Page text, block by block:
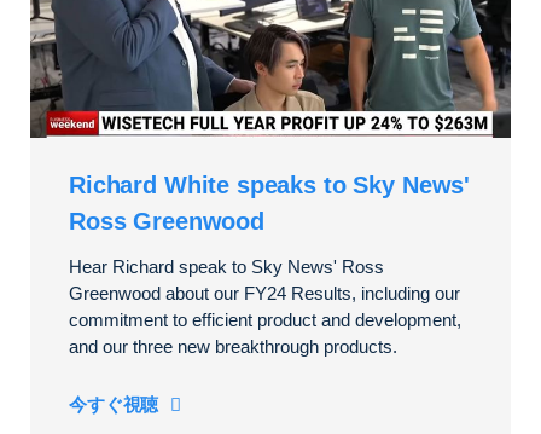
Richard White speaks to Sky News'
Ross Greenwood
Hear Richard speak to Sky News' Ross
Greenwood about our FY24 Results, including our
commitment to efficient product and development,
and our three new breakthrough products.
今すぐ視聴